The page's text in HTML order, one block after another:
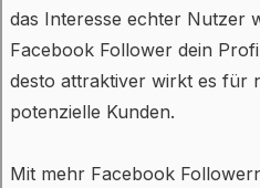
das Interesse echter Nutzer
Facebook Follower dein
desto attraktiver wirkt es für
potenzielle Kunden.
Mit mehr Facebook